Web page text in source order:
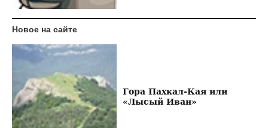
Новое на сайте
Гора Пахкал-Кая или
«Лысый Иван»